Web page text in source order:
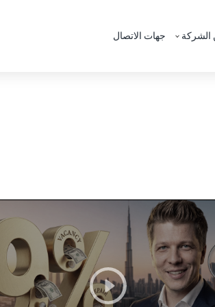
المتحدة
المتحدة
المتحدة
الشركة
Партнерская
جهات الاتصال